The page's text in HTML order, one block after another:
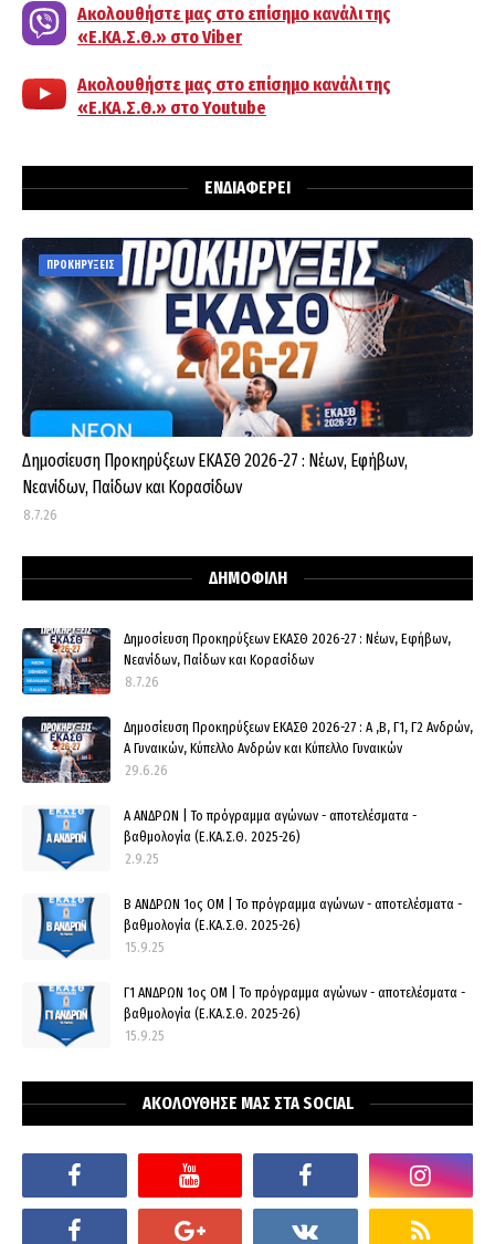
Ακολουθήστε μας στο επίσημο κανάλι της
«Ε.ΚΑ.Σ.Θ.» στο Viber
Ακολουθήστε μας στο επίσημο κανάλι της
«Ε.ΚΑ.Σ.Θ.» στο Youtube
ΕΝΔΙΑΦΕΡΕΙ
ΠΡΟΚΗΡΥΞΕΙΣ
Δημοσίευση Προκηρύξεων ΕΚΑΣΘ 2026-27 : Νέων, Εφήβων,
Νεανίδων, Παίδων και Κορασίδων
8.7.26
ΔΗΜΟΦΙΛΗ
Δημοσίευση Προκηρύξεων ΕΚΑΣΘ 2026-27 : Νέων, Εφήβων,
Νεανίδων, Παίδων και Κορασίδων
8.7.26
Δημοσίευση Προκηρύξεων ΕΚΑΣΘ 2026-27 : Α ,Β, Γ1, Γ2 Ανδρών,
Α Γυναικών, Κύπελλο Ανδρών και Κύπελλο Γυναικών
29.6.26
Α ΑΝΔΡΩΝ | Το πρόγραμμα αγώνων - αποτελέσματα -
βαθμολογία (Ε.ΚΑ.Σ.Θ. 2025-26)
2.9.25
Β ΑΝΔΡΩΝ 1ος ΟΜ | Το πρόγραμμα αγώνων - αποτελέσματα -
βαθμολογία (Ε.ΚΑ.Σ.Θ. 2025-26)
15.9.25
Γ1 ΑΝΔΡΩΝ 1ος ΟΜ | Το πρόγραμμα αγώνων - αποτελέσματα -
βαθμολογία (Ε.ΚΑ.Σ.Θ. 2025-26)
15.9.25
ΑΚΟΛΟΥΘΗΣΕ ΜΑΣ ΣΤΑ SOCIAL